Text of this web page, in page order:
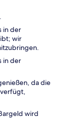
in der
wir
in der
da die
wird